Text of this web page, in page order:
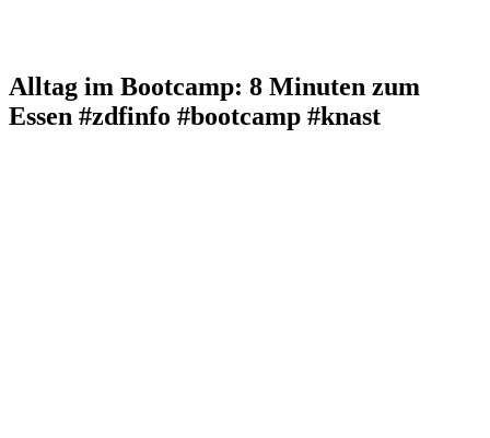
Alltag im Bootcamp: 8 Minuten zum
Essen #zdfinfo #bootcamp #knast